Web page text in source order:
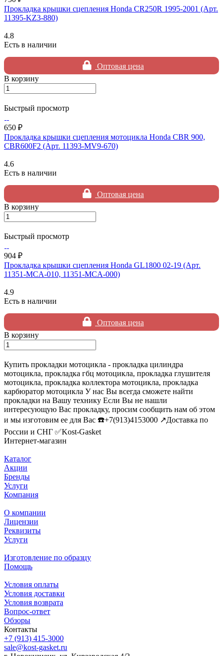
Прокладка крышки сцепления Honda CR250R 1995-2001 (Арт.
11395-KZ3-880)
4.8
Есть в наличии
Оптовая цена
В корзину
Быстрый просмотр
650 ₽
Прокладка крышки сцепления мотоцикла Honda CBR 900,
CBR600F2 (Арт. 11393-MV9-670)
4.6
Есть в наличии
Оптовая цена
В корзину
Быстрый просмотр
904 ₽
Прокладка крышки сцепления Honda GL1800 02-19 (Арт.
11351-MCA-010, 11351-MCA-000)
4.9
Есть в наличии
Оптовая цена
В корзину
Купить прокладки мотоцикла - прокладка цилиндра
мотоцикла, прокладка гбц мотоцикла, прокладка глушителя
мотоцикла, прокладка коллектора мотоцикла, прокладка
карбюратор мотоцикла У нас Вы всегда сможете найти
прокладки на Вашу технику Если Вы не нашли
интересующую Вас прокладку, просим сообщить нам об этом
и мы изготовим ее для Вас ☎️+7(913)4153000 ↗️Доставка по
России и СНГ ✅Kost-Gasket
Интернет-магазин
Каталог
Акции
Бренды
Услуги
Компания
О компании
Лицензии
Реквизиты
Услуги
Изготовление по образцу
Помощь
Условия оплаты
Условия доставки
Условия возврата
Вопрос-ответ
Обзоры
Контакты
+7 (913) 415-3000
sale@kost-gasket.ru